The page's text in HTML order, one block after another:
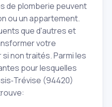
de plomberie peuvent
ou un appartement.
que d'autres et
votre
non traités. Parmi les
pour lesquelles
(94420)